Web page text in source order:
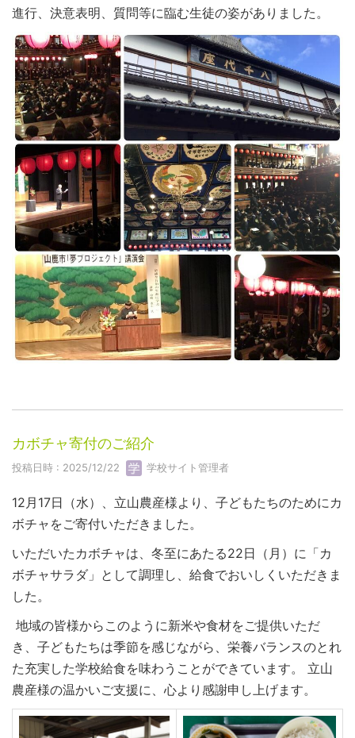
進行、決意表明、質問等に臨む生徒の姿がありました。
カボチャ寄付のご紹介
投稿日時 : 2025/12/22 学校サイト管理者
12月17日（水）、立山農産様より、子どもたちのためにカ
ボチャをご寄付いただきました。
いただいたカボチャは、冬至にあたる22日（月）に「カ
ボチャサラダ」として調理し、給食でおいしくいただきま
した。
地域の皆様からこのように新米や食材をご提供いただ
き、子どもたちは季節を感じながら、栄養バランスのとれ
た充実した学校給食を味わうことができています。 立山
農産様の温かいご支援に、心より感謝申し上げます。